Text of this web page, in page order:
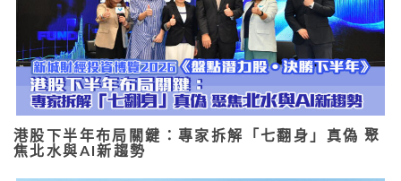
港股下半年布局關鍵：專家拆解「七翻身」真偽 聚
焦北水與AI新趨勢